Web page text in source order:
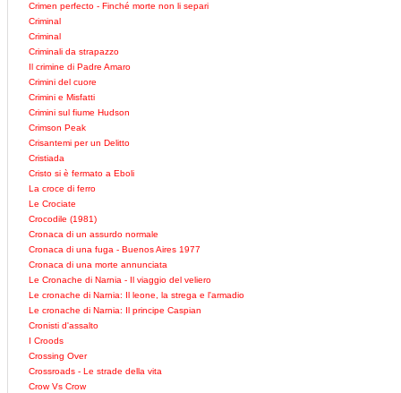
Crimen perfecto - Finché morte non li separi
Criminal
Criminal
Criminali da strapazzo
Il crimine di Padre Amaro
Crimini del cuore
Crimini e Misfatti
Crimini sul fiume Hudson
Crimson Peak
Crisantemi per un Delitto
Cristiada
Cristo si è fermato a Eboli
La croce di ferro
Le Crociate
Crocodile (1981)
Cronaca di un assurdo normale
Cronaca di una fuga - Buenos Aires 1977
Cronaca di una morte annunciata
Le Cronache di Narnia - Il viaggio del veliero
Le cronache di Narnia: Il leone, la strega e l'armadio
Le cronache di Narnia: Il principe Caspian
Cronisti d'assalto
I Croods
Crossing Over
Crossroads - Le strade della vita
Crow Vs Crow